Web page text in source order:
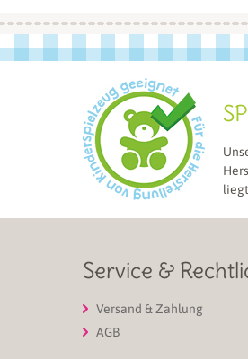
Service &
Versand & Zahlung
AGB